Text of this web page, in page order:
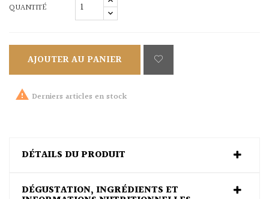
QUANTITÉ
AJOUTER AU PANIER
 Derniers articles en stock
DÉTAILS DU PRODUIT
DÉGUSTATION, INGRÉDIENTS ET